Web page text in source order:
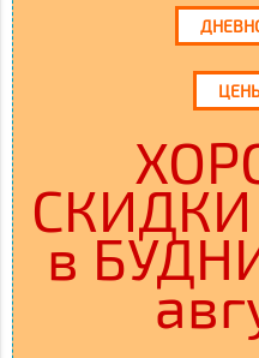
СКИДКИ
в